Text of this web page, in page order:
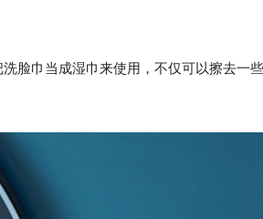
脸巾当成湿巾来使用，不仅可以擦去一